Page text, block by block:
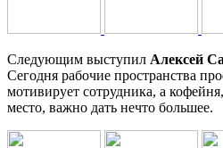
Следующим выступил Алексей
Сегодня рабочие пространства
мотивирует сотрудника, а
место, важно дать нечто большее.